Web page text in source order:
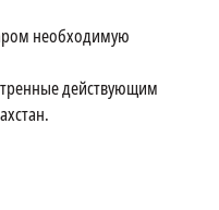
необходимую
действующим